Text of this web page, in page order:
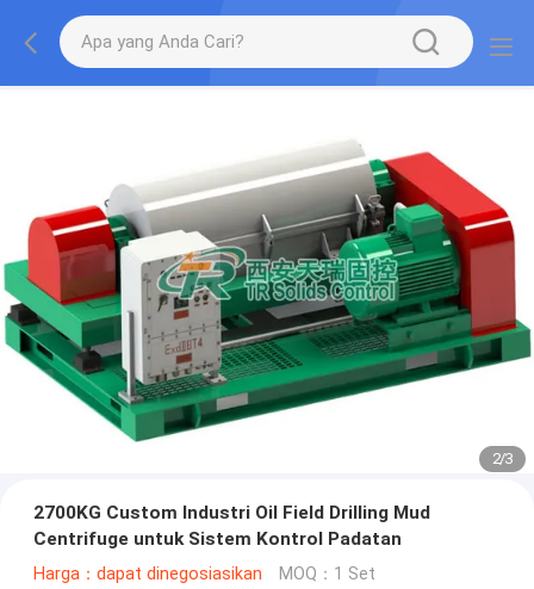
2/3
2700KG Custom Industri Oil Field Drilling Mud
Centrifuge untuk Sistem Kontrol Padatan
Harga：dapat dinegosiasikan MOQ：1 Set